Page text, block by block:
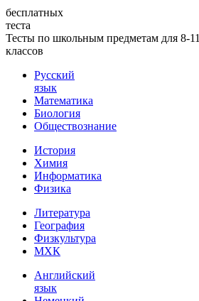
бесплатных
теста
Тесты по школьным предметам для 8-11
классов
Русский
язык
Математика
Биология
Обществознание
История
Химия
Информатика
Физика
Литература
География
Физкультура
МХК
Английский
язык